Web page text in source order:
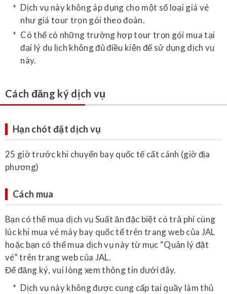
Dịch vụ này không áp dụng cho một số loại giá vé
như giá tour trọn gói theo đoàn.
Có thể có những trường hợp tour trọn gói mua tại
đại lý du lịch không đủ điều kiện để sử dụng dịch vụ
này.
Cách đăng ký dịch vụ
Hạn chót đặt dịch vụ
25 giờ trước khi chuyến bay quốc tế cất cánh (giờ địa
phương)
Cách mua
Bạn có thể mua dịch vụ Suất ăn đặc biệt có trả phí cùng
lúc khi mua vé máy bay quốc tế trên trang web của JAL
hoặc bạn có thể mua dịch vụ này từ mục “Quản lý đặt
vé” trên trang web của JAL.
Để đăng ký, vui lòng xem thông tin dưới đây.
Dịch vụ này không được cung cấp tại quầy làm thủ